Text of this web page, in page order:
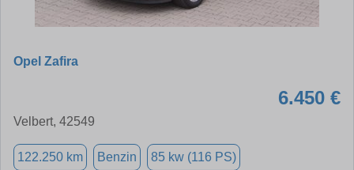
Opel Zafira
6.450 €
Velbert, 42549
122.250 km Benzin 85 kw (116 PS)